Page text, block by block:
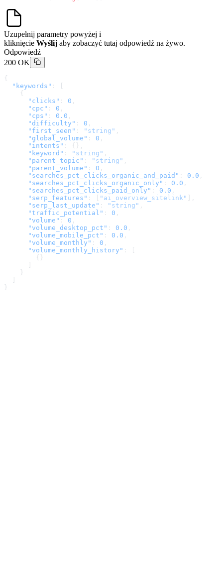
Uzupełnij parametry powyżej i
kliknięcie Wyślij aby zobaczyć tutaj odpowiedź na żywo.
Odpowiedź
200 OK
{
  "keywords"
: [
    {
      "clicks"
: 0 ,
      "cpc"
: 0 ,
      "cps"
: 0.0 ,
      "difficulty"
: 0 ,
      "first_seen"
: "string" ,
      "global_volume"
: 0 ,
      "intents"
: {},
      "keyword"
: "string" ,
      "parent_topic"
: "string" ,
      "parent_volume"
: 0 ,
      "searches_pct_clicks_organic_and_paid"
: 0.0 ,
      "searches_pct_clicks_organic_only"
: 0.0 ,
      "searches_pct_clicks_paid_only"
: 0.0 ,
      "serp_features"
: [ "ai_overview_sitelink"
],
      "serp_last_update"
: "string" ,
      "traffic_potential"
: 0 ,
      "volume"
: 0 ,
      "volume_desktop_pct"
: 0.0 ,
      "volume_mobile_pct"
: 0.0 ,
      "volume_monthly"
: 0 ,
      "volume_monthly_history"
: [
        {}
    }
}